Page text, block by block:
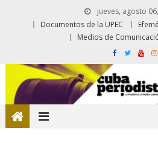
jueves, agosto
Documentos de la UPEC
Medios de